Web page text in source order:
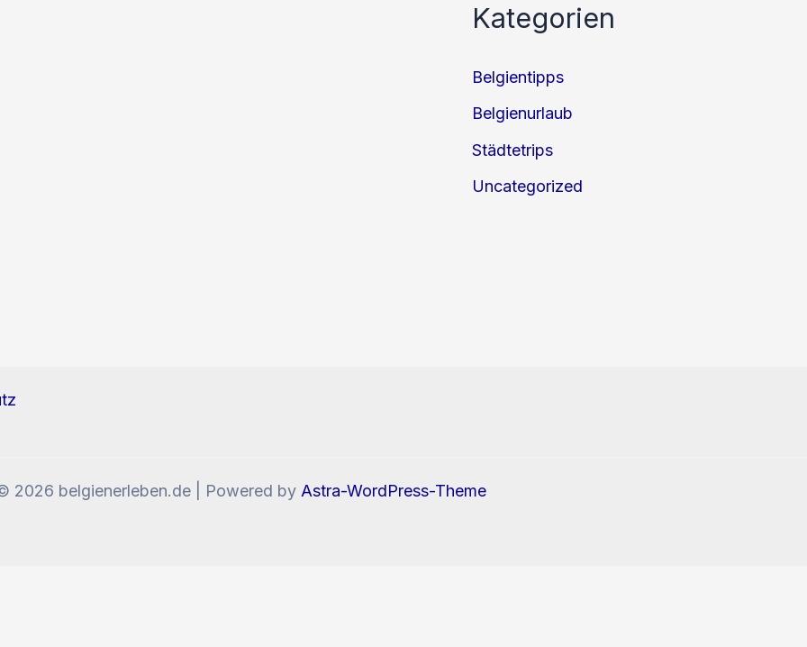
Kategorien
Belgientipps
Belgienurlaub
Städtetrips
Uncategorized
2026 belgienerleben.de | Powered by Astra-WordPress-Theme